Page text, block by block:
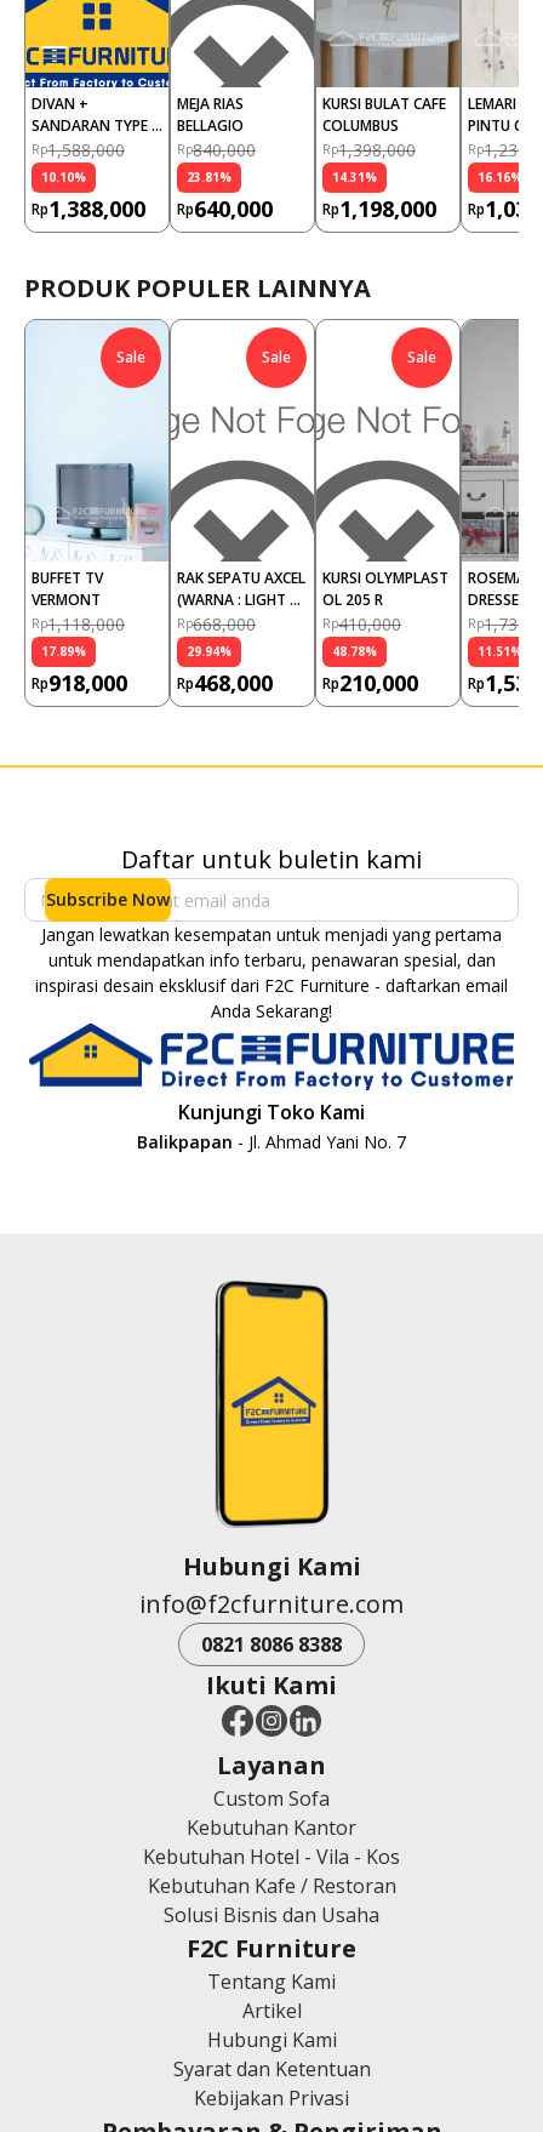
DIVAN +
SANDARAN TYPE
LIVERPOOL
Rp1,588,000
10.10%
Rp1,388,000
MEJA RIAS
BELLAGIO
Rp840,000
23.81%
Rp640,000
KURSI BULAT CAFE
COLUMBUS
Rp1,398,000
14.31%
Rp1,198,000
LEMARI
PINTU
Rp
16.16%
Rp
PRODUK POPULER LAINNYA
Sale
BUFFET TV
VERMONT
Rp1,118,000
17.89%
Rp918,000
Sale
RAK SEPATU AXCEL
(WARNA : LIGHT
GREY SOLID
WHITE)
Rp668,000
29.94%
Rp468,000
Sale
KURSI OLYMPLAST
OL 205 R
Rp410,000
48.78%
Rp210,000
DRESSER
Rp
11.51%
Rp
Daftar untuk buletin kami
Subscribe Now
Jangan lewatkan kesempatan untuk menjadi yang pertama
untuk mendapatkan info terbaru, penawaran spesial, dan
inspirasi desain eksklusif dari F2C Furniture - daftarkan email
Anda Sekarang!
Kunjungi Toko Kami
Balikpapan - Jl. Ahmad Yani No. 7
Hubungi Kami
info@f2cfurniture.com
0821 8086 8388
Ikuti Kami
Layanan
Custom Sofa
Kebutuhan Kantor
Kebutuhan Hotel - Vila - Kos
Kebutuhan Kafe / Restoran
Solusi Bisnis dan Usaha
F2C Furniture
Tentang Kami
Artikel
Hubungi Kami
Syarat dan Ketentuan
Kebijakan Privasi